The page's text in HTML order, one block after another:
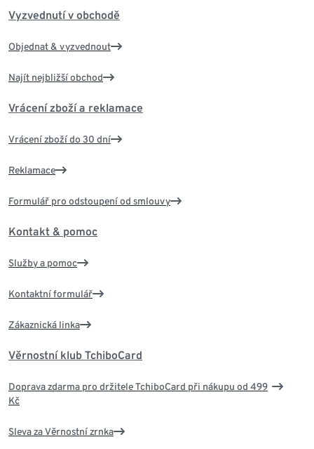
Vyzvednutí v obchodě
Objednat & vyzvednout
Najít nejbližší obchod
Vrácení zboží a reklamace
Vrácení zboží do 30 dní
Reklamace
Formulář pro odstoupení od smlouvy
Kontakt & pomoc
Služby a pomoc
Kontaktní formulář
Zákaznická linka
Věrnostní klub TchiboCard
Doprava zdarma pro držitele TchiboCard při nákupu od 499
Kč
Sleva za Věrnostní zrnka